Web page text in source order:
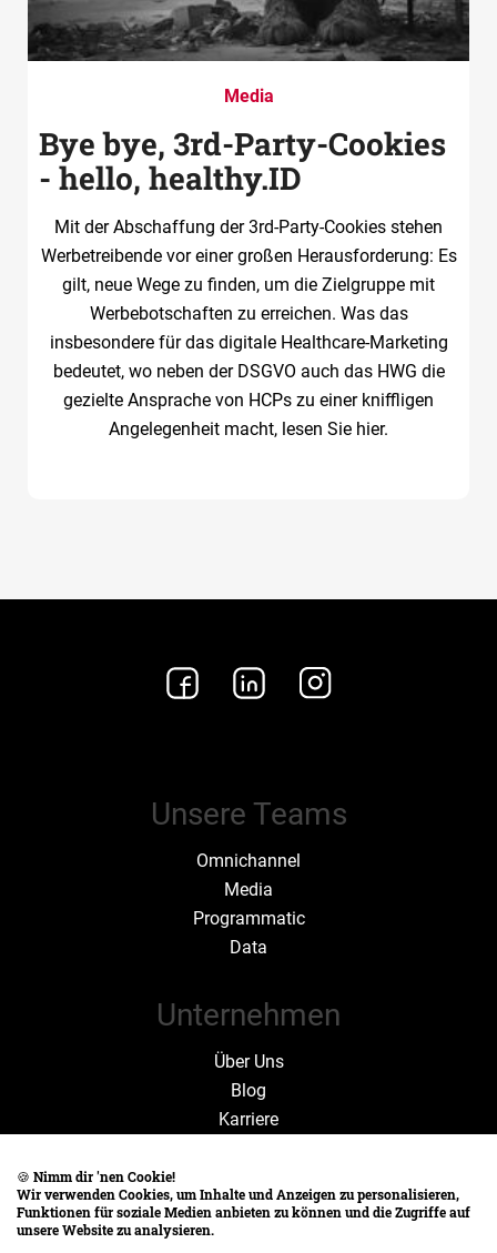
Media
Bye bye, 3rd-Party-Cookies
- hello, healthy.ID
Mit der Abschaffung der 3rd-Party-Cookies stehen
Werbetreibende vor einer großen Herausforderung: Es
gilt, neue Wege zu finden, um die Zielgruppe mit
Werbebotschaften zu erreichen. Was das
insbesondere für das digitale Healthcare-Marketing
bedeutet, wo neben der DSGVO auch das HWG die
gezielte Ansprache von HCPs zu einer kniffligen
Angelegenheit macht, lesen Sie hier.
Unsere Teams
Omnichannel
Media
Programmatic
Data
Unternehmen
Über Uns
Blog
Karriere
Rechtliches
🍪 Nimm dir 'nen Cookie!
Wir verwenden Cookies, um Inhalte und Anzeigen zu personalisieren,
Funktionen für soziale Medien anbieten zu können und die Zugriffe auf
unsere Website zu analysieren.